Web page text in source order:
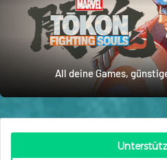
All deine Games,